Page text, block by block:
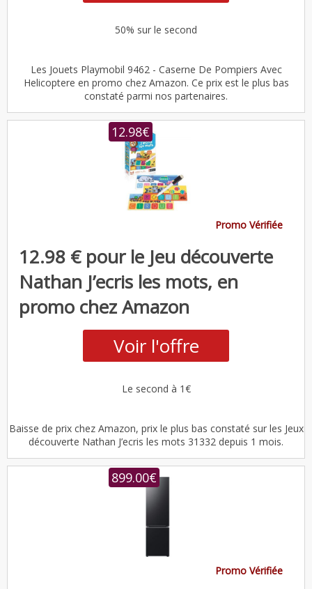
50% sur le second
Les Jouets Playmobil 9462 - Caserne De Pompiers Avec
Helicoptere en promo chez Amazon. Ce prix est le plus bas
constaté parmi nos partenaires.
12.98€
Promo Vérifiée
12.98 € pour le Jeu découverte
Nathan J’ecris les mots, en
promo chez Amazon
Voir l'offre
Le second à 1€
Baisse de prix chez Amazon, prix le plus bas constaté sur les Jeux
découverte Nathan J’ecris les mots 31332 depuis 1 mois.
899.00€
Promo Vérifiée